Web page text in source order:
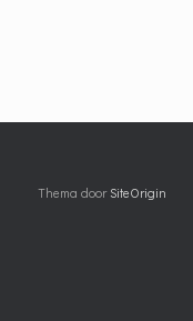
Thema door SiteOrigin